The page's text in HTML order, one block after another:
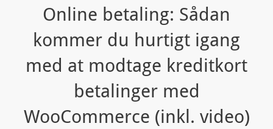
Online betaling: Sådan
kommer du hurtigt igang
med at modtage kreditkort
betalinger med
WooCommerce (inkl. video)